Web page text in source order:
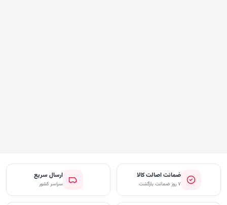
ضمانت اصالت کالا
۷ روز ضمانت بازگشت
ارسال سریع
سراسر کشور